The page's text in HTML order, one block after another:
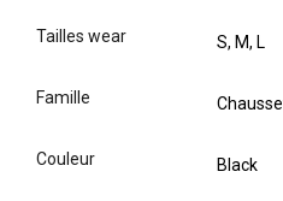
tailles wear S, M, L
famille
couleur Black